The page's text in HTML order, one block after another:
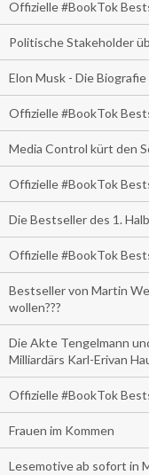
Offizielle #BookTok
Politische Stakeholder
Elon Musk - Die Biografie
Offizielle #BookTok
Media Control kürt den
Offizielle #BookTok
Die Bestseller des 1.
Offizielle #BookTok
Bestseller von Martin
wollen???
Die Akte Tengelmann
Milliardärs Karl-Erivan
Offizielle #BookTok
Frauen im Kommen
Lesemotive ab sofort in